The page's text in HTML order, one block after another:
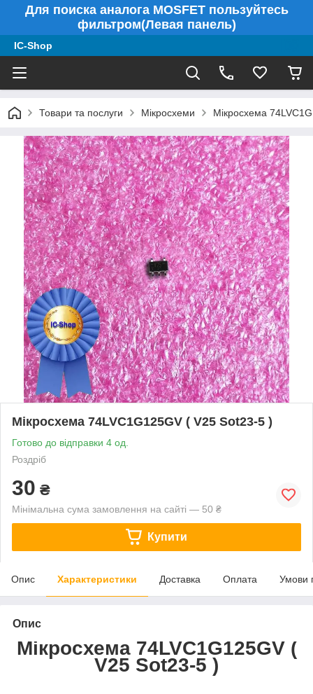
Для поиска аналога MOSFET пользуйтесь
фильтром(Левая панель)
IC-Shop
Товари та послуги Мікросхеми Мікросхема
Мікросхема 74LVC1G125GV ( V25 Sot23-5 )
Готово до відправки 4 од.
Роздріб
30 ₴
Мінімальна сума замовлення на сайті — 50 ₴
Купити
Опис Характеристики Доставка Оплата Умови
Опис
Мікросхема 74LVC1G125GV (
V25 Sot23-5 )